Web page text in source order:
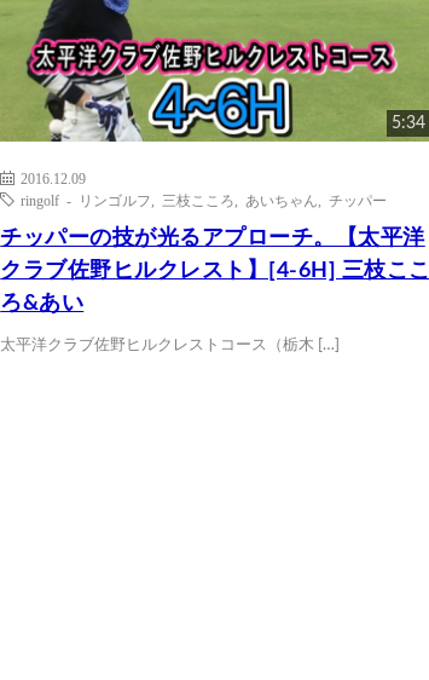
5:34
2016.12.09
ringolf - リンゴルフ
三枝こころ あいちゃん ,チッパー
チッパーの技が光るアプローチ。【太平洋
クラブ佐野ヒルクレスト】[4-6H] 三枝ここ
ろ&あい
太平洋クラブ佐野ヒルクレストコース（栃木 […]